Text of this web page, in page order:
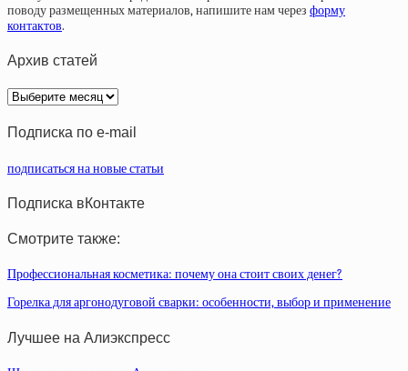
поводу размещенных материалов, напишите нам через форму
контактов.
Архив статей
Архив
статей
Подписка по e-mail
подписаться на новые статьи
Подписка вКонтакте
Смотрите также:
Профессиональная косметика: почему она стоит своих денег?
Горелка для аргонодуговой сварки: особенности, выбор и применение
Лучшее на Алиэкспресс